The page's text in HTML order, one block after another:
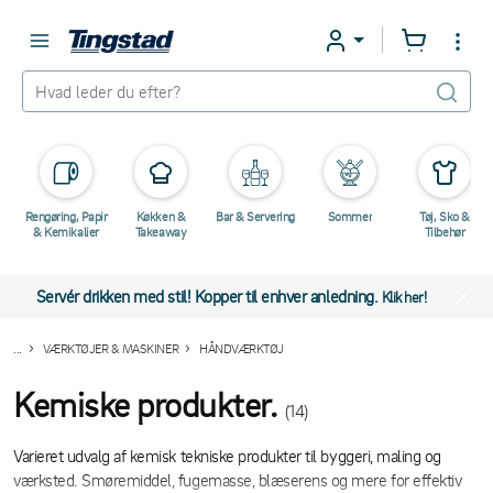
Rengøring, Papir
& Kemikalier
Køkken &
Takeaway
Bar & Servering Sommer
Tøj, Sko &
Tilbehør
Servér drikken med stil! Kopper til enhver anledning. Klik her!
VÆRKTØJER & MASKINER HÅNDVÆRKTØJ
Kemiske produkter. (14)
Varieret udvalg af kemisk tekniske produkter til byggeri, maling og
værksted. Smøremiddel, fugemasse, blæserens og mere for effektiv